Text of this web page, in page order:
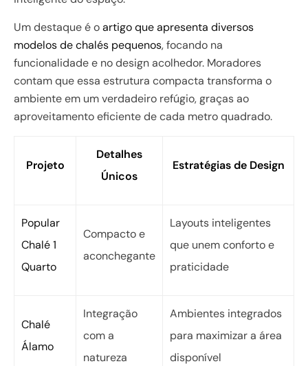
Um destaque é oartigo que apresenta diversos
modelos de chalés pequenos, focando na
funcionalidade e no design acolhedor. Moradores
contam que essa estrutura compacta transforma o
ambiente em um verdadeiro refúgio, graças ao
aproveitamento eficiente de cada metro quadrado.
Projeto
Detalhes
Únicos
Estratégias de Design
Popular
Chalé 1
Quarto
Compacto e
aconchegante
Layouts inteligentes
que unem conforto e
praticidade
Chalé
Álamo
Integração
com a
natureza
Ambientes integrados
para maximizar a área
disponível